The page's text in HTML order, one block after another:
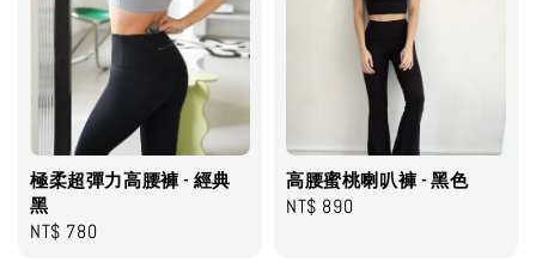
極柔超彈力高腰褲 - 經典
黑
Regular
NT$ 780
高腰蜜桃喇叭褲 - 黑色
Regular
NT$ 890